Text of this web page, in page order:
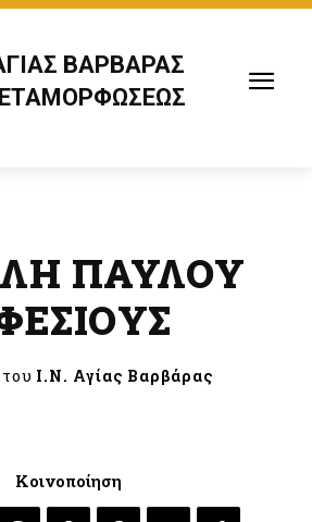
ΒΑΡΒΑΡΑΣ
ΠΑΥΛΟΥ
Ι.Ν. Αγίας Βαρβάρας
Κοινοποίηση